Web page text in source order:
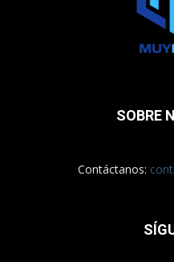
SOBRE
Contáctanos: